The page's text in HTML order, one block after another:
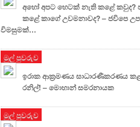
අහෝ අපට හෙටක් නැති කළේ කවුද?
කළේ කාගේ උවමනාවද? – ජවිපෙ
විමසුමක්…
මුල් පුවරුව
ඉරාක ආක්‍රමණය සාධාරණීකරණය
රනිල්! – මොහාන් සමරනායක
මුල් පුවරුව